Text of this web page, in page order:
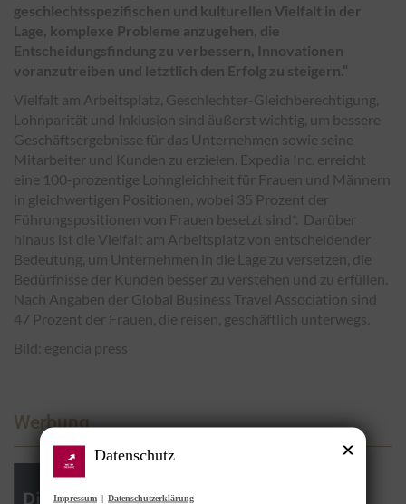
geschlechtsspezifischen und kulturellen Vielfalt in der
Lage, komplexe Probleme anzugehen, die
Entscheidungsfindung zu verbessern, Innovationen
voranzutreiben und letztlich den Erfolg zu steigern.“
Vielfalt am Arbeitsplatz, Geschlechter-Gleichberechtigung,
Lohnparität und Inklusion sind äußerst wichtig, um bessere
Geschäftsergebnisse für das Unternehmen sowie seine
Mitarbeiter und Kunden zu erzielen. Expedia Inc. erreicht
eine 100-prozentige Lohngleichheit für Frauen und Männern
in gleichwertigen Positionen, wobei 35 Prozent der
Führungspositionen von Frauen besetzt sind*. Darüber
hinaus ist die Vielfalt am Arbeitsplatz von entscheidender
Bedeutung, um Unternehmen in die Lage zu versetzen, die
Bedürfnisse der Kunden besser zu verstehen und zu erfüllen.
Nach Angaben der Global Business Travel Association sind
47 Prozent der Frauen, die reisen, geschäftlich unterwegs.
Bild: egencia press
Werbung
Datenschutz
Impressum | Datenschutzerklärung